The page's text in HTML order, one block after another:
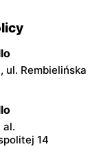
ul. Rembielińska
al.
14